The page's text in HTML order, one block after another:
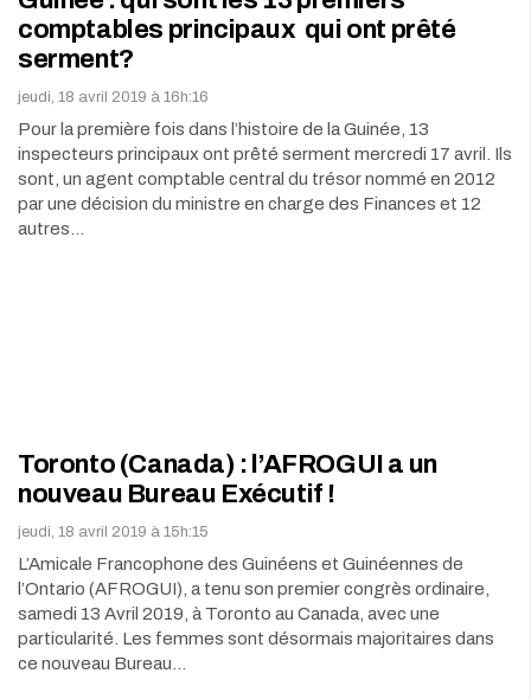
comptables principaux qui ont prêté
serment?
jeudi, 18 avril 2019 à 16h:16
Pour la première fois dans l’histoire de la Guinée, 13
inspecteurs principaux ont prêté serment mercredi 17 avril. Ils
sont, un agent comptable central du trésor nommé en 2012
par une décision du ministre en charge des Finances et 12
autres…
Toronto (Canada) : l’AFROGUI a un
nouveau Bureau Exécutif !
jeudi, 18 avril 2019 à 15h:15
L’Amicale Francophone des Guinéens et Guinéennes de
l’Ontario (AFROGUI), a tenu son premier congrès ordinaire,
samedi 13 Avril 2019, à Toronto au Canada, avec une
particularité. Les femmes sont désormais majoritaires dans
ce nouveau Bureau…